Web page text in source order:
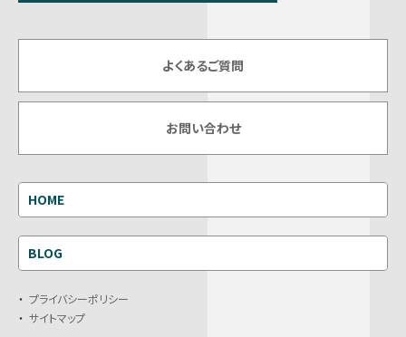
よくあるご質問
お問い合わせ
HOME
BLOG
プライバシーポリシー
サイトマップ